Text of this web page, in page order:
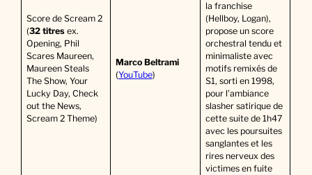
Score de Scream 2
(32 titresex.
Opening, Phil
Scares Maureen,
Maureen Steals
The Show, Your
Lucky Day, Check
out the News,
Scream 2 Theme)
Marco Beltrami
(YouTube)
la franchise
(Hellboy, Logan),
propose un score
orchestral tendu et
minimaliste avec
motifs remixés de
S1, sorti en 1998,
pour l’ambiance
slasher satirique de
cette suite de 1h47
avec les poursuites
sanglantes et les
rires nerveux des
victimes en fuite